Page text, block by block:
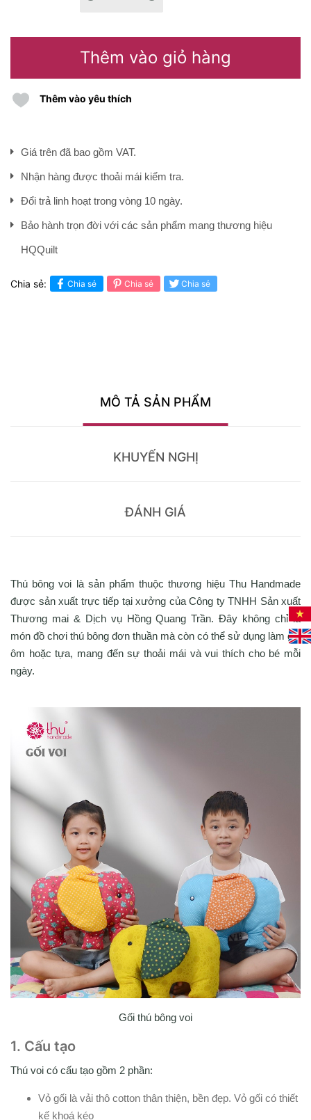
Thêm vào giỏ hàng
Thêm vào yêu thích
Giá trên đã bao gồm VAT.
Nhận hàng được thoải mái kiểm tra.
Đổi trả linh hoạt trong vòng 10 ngày.
Bảo hành trọn đời với các sản phẩm mang thương hiệu
HQQuilt
Chia sẻ: Chia sẻ Chia sẻ Chia sẻ
MÔ TẢ SẢN PHẨM
KHUYẾN NGHỊ
ĐÁNH GIÁ
Thú bông voi là sản phẩm thuộc thương hiệu Thu Handmade
được sản xuất trực tiếp tại xưởng của Công ty TNHH Sản xuất
Thương mai & Dịch vụ Hồng Quang Trần. Đây không chỉ là
món đồ chơi thú bông đơn thuần mà còn có thể sử dụng làm gối
ôm hoặc tựa, mang đến sự thoải mái và vui thích cho bé mỗi
ngày.
Gối thú bông voi
1. Cấu tạo
Thú voi có cấu tạo gồm 2 phần:
Vỏ gối là vải thô cotton thân thiện, bền đẹp. Vỏ gối có thiết
kế khoá kéo